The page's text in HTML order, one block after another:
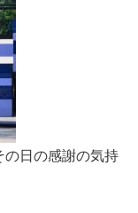
の日の感謝の気持